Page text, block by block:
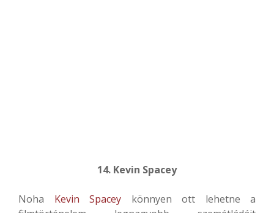
14. Kevin Spacey
Noha Kevin Spacey könnyen ott lehetne a